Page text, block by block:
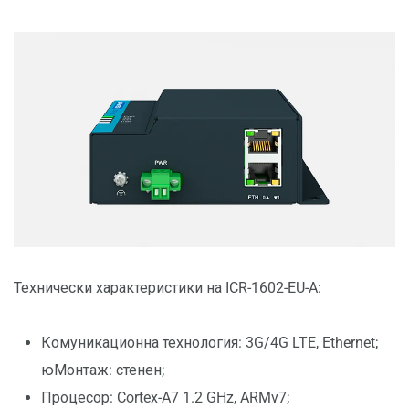
Технически характеристики на ICR-1602-EU-A:
Комуникационна технология: 3G/4G LTE, Ethernet;
юМонтаж: стенен;
Процесор: Cortex-A7 1.2 GHz, ARMv7;